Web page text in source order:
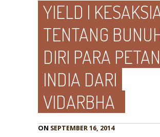
YIELD |
TENTANG
DIRI PARA
INDIA DARI
VIDARBHA
ON SEPTEMBER 16, 2014